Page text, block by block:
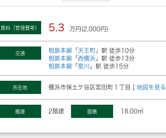
賃料（管理費等） 5.3 万円(2,000円)
交通 相鉄本線 「 天王町 」駅 徒歩10分
相鉄本線 「 西横浜 」駅 徒歩13分
相鉄本線 「 星川 」駅 徒歩15分
所在地 横浜市保土ケ谷区宮田町１丁目 [ 地図を見る
階建 2階建 面積 18.00㎡